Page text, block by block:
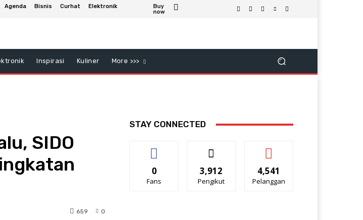
Agenda Bisnis Curhat
Elektronik
Buy
now
Inspirasi Kuliner More >>>
SIDO
0
659
STAY CONNECTED
0
Fans
3,912
Pengikut
4,541
Pelanggan